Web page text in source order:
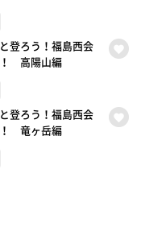
登ろう！福島西会
高陽山編
登ろう！福島西会
竜ヶ岳編